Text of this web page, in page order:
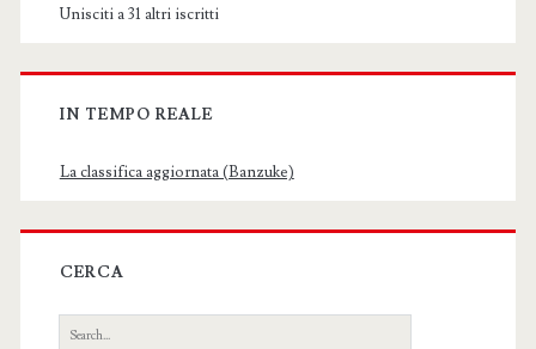
Unisciti a 31 altri iscritti
IN TEMPO REALE
La classifica aggiornata (Banzuke)
CERCA
Search